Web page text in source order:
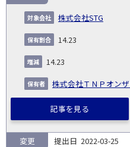
株式会社STG
14.23
14.23
株式会社ＴＮＰオン
記事を見る
2022-03-25
変更